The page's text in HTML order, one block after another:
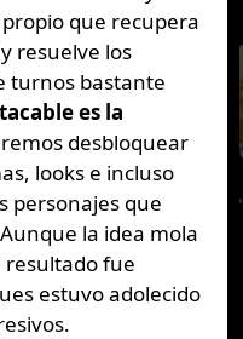
que recupera
resuelve los
turnos bastante
es la
desbloquear
looks e incluso
personajes que
la idea mola
resultado fue
estuvo adolecido